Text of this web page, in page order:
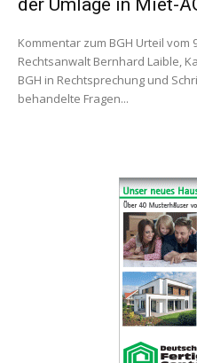
der Umlage in Miet-
Kommentar zum BGH Urteil vom
Rechtsanwalt Bernhard Laible, Karlsruhe. Mit
BGH in Rechtsprechung und
behandelte Fragen...